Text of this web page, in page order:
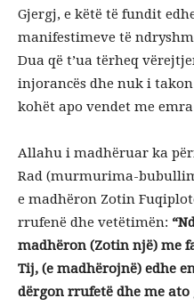
Gjergj, e këtë të fundit
manifestimeve të
Dua që t’ua tërheq
injorancës dhe nuk i
kohët apo vendet me
Allahu i madhëruar ka
Rad (murmurima-
e madhëron Zotin
rrufenë dhe vetëtimën:
madhëron (Zotin një) me
Tij, (e madhërojnë) edhe
dërgon rrufetë dhe me ato